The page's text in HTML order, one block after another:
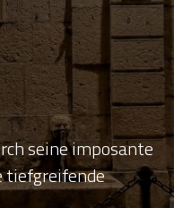
seine imposante
tiefgreifende